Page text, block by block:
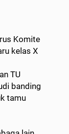
Komite
kelas X
TU
banding
tamu